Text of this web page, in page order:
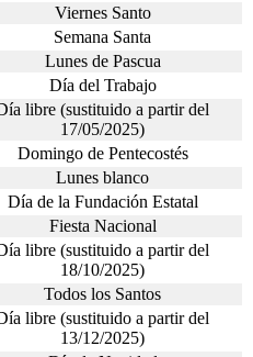
Viernes Santo
Semana Santa
Lunes de Pascua
Día del Trabajo
libre (sustituido a partir del
17/05/2025)
Domingo de Pentecostés
Lunes blanco
Día de la Fundación Estatal
Fiesta Nacional
libre (sustituido a partir del
18/10/2025)
Todos los Santos
libre (sustituido a partir del
13/12/2025)